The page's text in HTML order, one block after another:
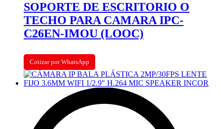
SOPORTE DE ESCRITORIO O
TECHO PARA CAMARA IPC-
C26EN-IMOU (LOOC)
Cotizar por WhatsApp